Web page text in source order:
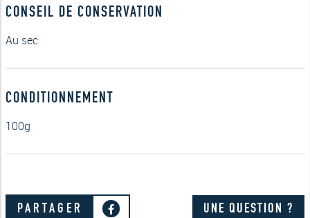
CONSEIL DE CONSERVATION
Au sec
CONDITIONNEMENT
100g
PARTAGER UNE QUESTION ?